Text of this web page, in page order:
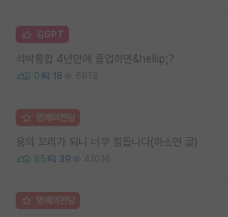
김GPT
석박통합 4년만에 졸업하면&hellip;?
0 18 6813
명예의전당
용의 꼬리가 되니 너무 힘듭니다(하소연 글)
85 39 41016
명예의전당